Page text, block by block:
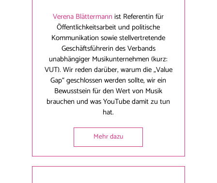
Verena Blättermann ist Referentin für
Öffentlichkeitsarbeit und politische
Kommunikation sowie stellvertretende
Geschäftsführerin des Verbands
unabhängiger Musikunternehmen (kurz:
VUT). Wir reden darüber, warum die „Value
Gap“ geschlossen werden sollte, wir ein
Bewusstsein für den Wert von Musik
brauchen und was YouTube damit zu tun
hat.
Mehr dazu